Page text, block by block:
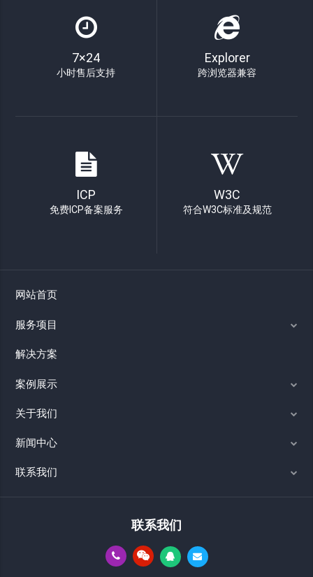
7×24
小时售后支持
Explorer
跨浏览器兼容
ICP
免费ICP备案服务
W3C
符合W3C标准及规范
网站首页
服务项目
解决方案
案例展示
关于我们
新闻中心
联系我们
联系我们